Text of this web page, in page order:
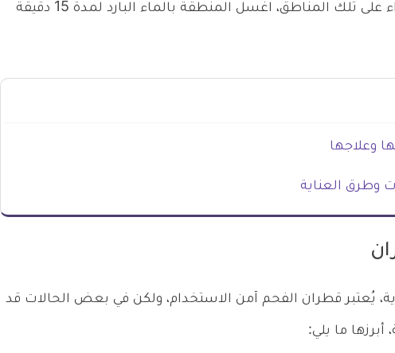
الفخذ أو المستقيم. فإذا وضعت الدواء على تلك المناطق، اغسل المنطقة بالماء البارد لمدة 15 دقيقة
وعلاجها
وطرق العناية
يُعتبر قطران الفحم آمن الاستخدام، ولكن في بعض الحالات قد
ما يلي: